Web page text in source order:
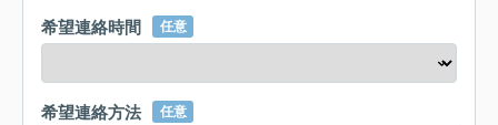
希望連絡時間 任意
希望連絡方法 任意